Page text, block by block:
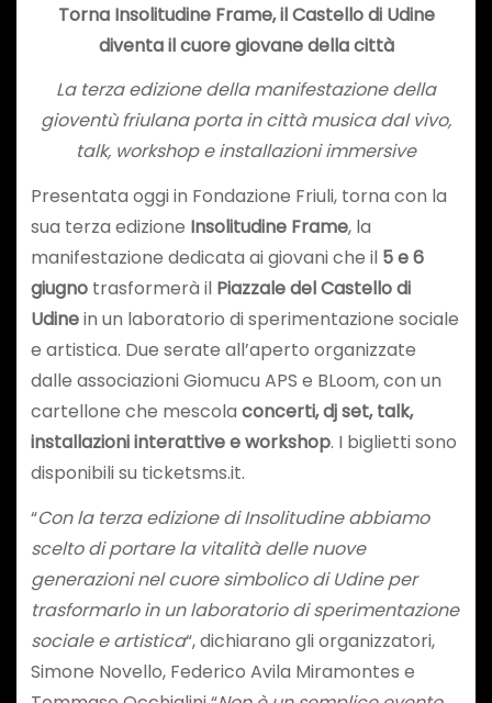
Torna Insolitudine Frame, il Castello di Udine
diventa il cuore giovane della città
La terza edizione della manifestazione della
gioventù friulana porta in città musica dal vivo,
talk, workshop e installazioni immersive
Presentata oggi in Fondazione Friuli, torna con la
sua terza edizione Insolitudine Frame, la
manifestazione dedicata ai giovani che il 5 e 6
giugnotrasformerà il Piazzale del Castello di
Udinein un laboratorio di sperimentazione sociale
e artistica. Due serate all’aperto organizzate
dalle associazioni Giomucu APS e BLoom, con un
cartellone che mescola concerti, dj set, talk,
installazioni interattive e workshop. I biglietti sono
disponibili su ticketsms.it.
“Con la terza edizione di Insolitudine abbiamo
scelto di portare la vitalità delle nuove
generazioni nel cuore simbolico di Udine per
trasformarlo in un laboratorio di sperimentazione
sociale e artistica“, dichiarano gli organizzatori,
Simone Novello, Federico Avila Miramontes e